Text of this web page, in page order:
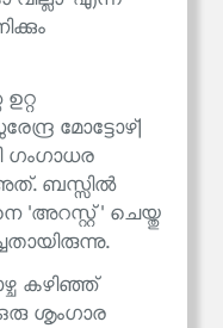
മോട്ടോഴ്|
ഗംഗാധര
ബസ്സിൽ
'അറസ്റ്റ്' ചെയ്തു
കഴിഞ്ഞ്
ഒരു ശൃംഗാര